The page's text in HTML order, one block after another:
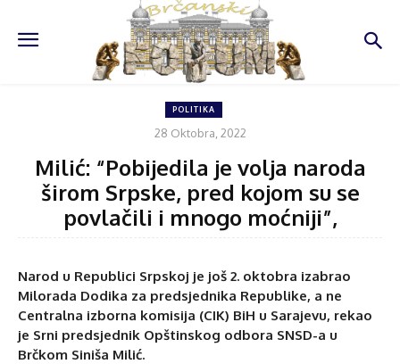
POLITIKA
28 Oktobra, 2022
Milić: “Pobijedila je volja naroda
širom Srpske, pred kojom su se
povlačili i mnogo moćniji”,
Narod u Republici Srpskoj je još 2. oktobra izabrao
Milorada Dodika za predsjednika Republike, a ne
Centralna izborna komisija (CIK) BiH u Sarajevu, rekao
je Srni predsjednik Opštinskog odbora SNSD-a u
Brčkom Siniša Milić.